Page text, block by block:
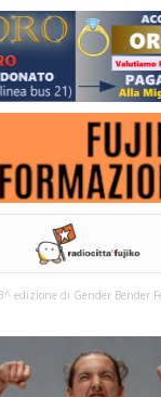
edizione di Gender Bender